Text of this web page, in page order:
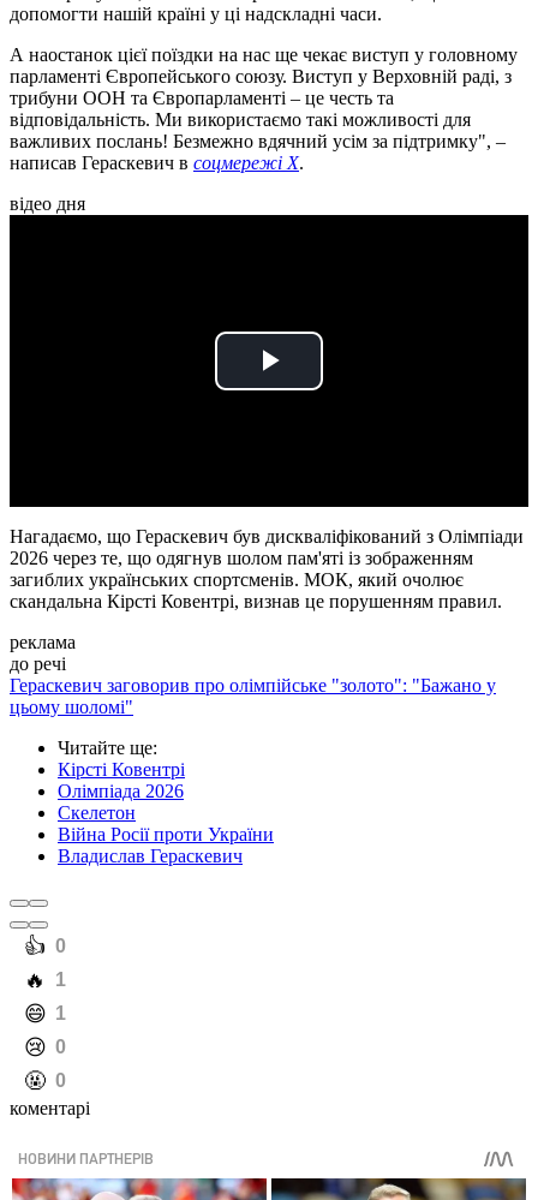
допомогти нашій країні у ці надскладні часи.
А наостанок цієї поїздки на нас ще чекає виступ у головному
парламенті Європейського союзу. Виступ у Верховній раді, з
трибуни ООН та Європарламенті – це честь та
відповідальність. Ми використаємо такі можливості для
важливих послань! Безмежно вдячний усім за підтримку", –
написав Гераскевич в соцмережі X.
відео дня
Play
Нагадаємо, що Гераскевич був дискваліфікований з Олімпіади
2026 через те, що одягнув шолом пам'яті із зображенням
загиблих українських спортсменів. МОК, який очолює
скандальна Кірсті Ковентрі, визнав це порушенням правил.
реклама
до речі
Гераскевич заговорив про олімпійське "золото": "Бажано у
цьому шоломі"
Читайте ще:
Кірсті Ковентрі
Олімпіада 2026
Скелетон
Війна Росії проти України
Владислав Гераскевич
️👍 0
️🔥 1
️😄 1
️😢 0
️🤬 0
коментарі